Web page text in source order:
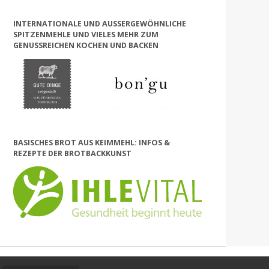
INTERNATIONALE UND AUSSERGEWÖHNLICHE S
PITZENMEHLE UND VIELES MEHR ZUM G
ENUSSREICHEN KOCHEN UND BACKEN
BASISCHES BROT AUS KEIMMEHL: INFOS &
REZEPTE DER BROTBACKKUNST